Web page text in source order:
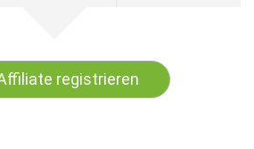
registrieren